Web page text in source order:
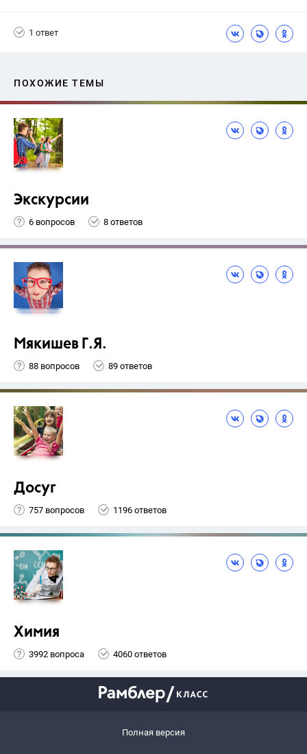
1 ответ
ПОХОЖИЕ ТЕМЫ
Экскурсии
6 вопросов 8 ответов
Мякишев Г.Я.
88 вопросов 89 ответов
Досуг
757 вопросов 1196 ответов
Химия
3992 вопроса 4060 ответов
Полная версия